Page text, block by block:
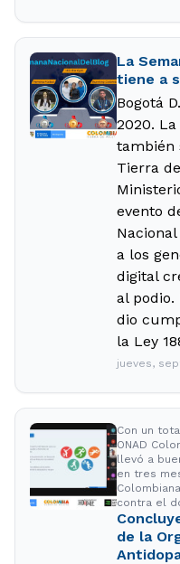
La
tiene a
Bogotá
2020.
también
Tierra
evento
a los
digital
al podio.
dio
la Ley
jueves,
Con un
ONAD
llevó a
en tres
contra el
de la